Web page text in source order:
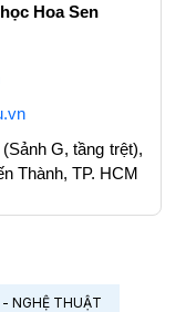
Hoa Sen
G, tầng trệt),
Thành, TP. HCM
NGHỆ THUẬT